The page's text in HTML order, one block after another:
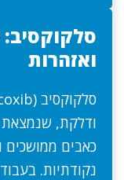
סלקוקסיב:
ואזהרות
ודלקת, שנמצאת
כאבים ממושכים
נקודתיות.